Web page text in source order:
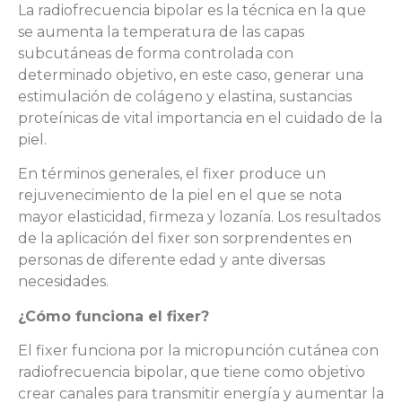
La radiofrecuencia bipolar es la técnica en la que
se aumenta la temperatura de las capas
subcutáneas de forma controlada con
determinado objetivo, en este caso, generar una
estimulación de colágeno y elastina, sustancias
proteínicas de vital importancia en el cuidado de la
piel.
En términos generales, el fixer produce un
rejuvenecimiento de la piel en el que se nota
mayor elasticidad, firmeza y lozanía. Los resultados
de la aplicación del fixer son sorprendentes en
personas de diferente edad y ante diversas
necesidades.
¿Cómo funciona el fixer?
El fixer funciona por la micropunción cutánea con
radiofrecuencia bipolar, que tiene como objetivo
crear canales para transmitir energía y aumentar la